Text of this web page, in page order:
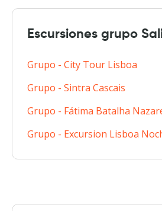
Escursiones grupo
Grupo - City Tour Lisboa
Grupo - Sintra Cascais
Grupo - Fátima Batalha
Grupo - Excursion Lisboa